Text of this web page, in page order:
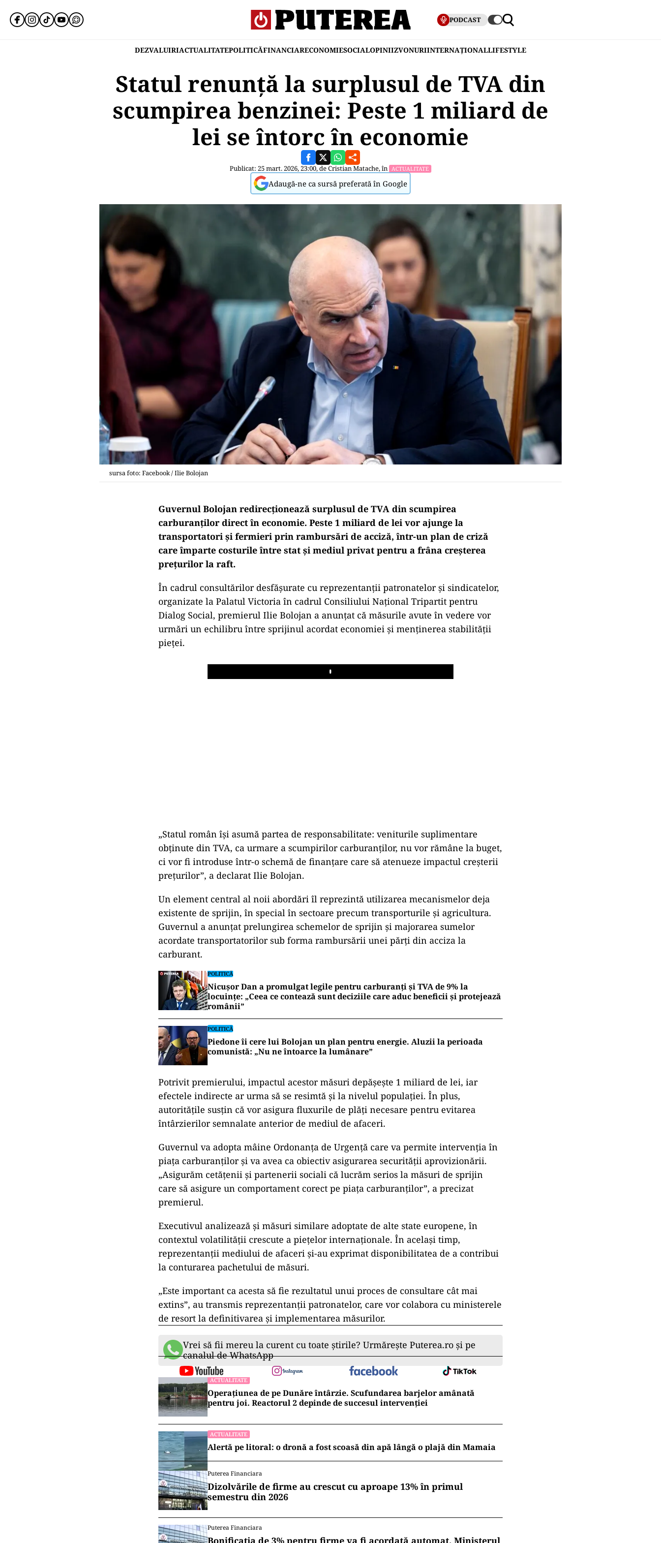
PODCAST
DEZVALUIRIACTUALITATEPOLITICĂFINANCIARECONOMIESOCIALOPINIIZVONURIINTERNAȚIONALLIFESTYLE
Statul renunță la surplusul de TVA din
scumpirea benzinei: Peste 1 miliard de
lei se întorc în economie
Publicat: 25 mart. 2026, 23:00, deCristian Matache, în ACTUALITATE
Adaugă-ne ca sursă preferată în Google
sursa foto: Facebook / Ilie Bolojan
Guvernul Bolojan redirecționează surplusul de TVA din scumpirea
carburanților direct în economie. Peste 1 miliard de lei vor ajunge la
transportatori și fermieri prin rambursări de acciză, într-un plan de criză
care împarte costurile între stat și mediul privat pentru a frâna creșterea
prețurilor la raft.
În cadrul consultărilor desfășurate cu reprezentanții patronatelor și sindicatelor,
organizate la Palatul Victoria în cadrul Consiliului Național Tripartit pentru
Dialog Social, premierul Ilie Bolojan a anunțat că măsurile avute în vedere vor
urmări un echilibru între sprijinul acordat economiei și menținerea stabilității
pieței.
Play
„Statul român își asumă partea de responsabilitate: veniturile suplimentare
obținute din TVA, ca urmare a scumpirilor carburanților, nu vor rămâne la buget,
ci vor fi introduse într-o schemă de finanțare care să atenueze impactul creșterii
prețurilor”, a declarat Ilie Bolojan.
Un element central al noii abordări îl reprezintă utilizarea mecanismelor deja
existente de sprijin, în special în sectoare precum transporturile și agricultura.
Guvernul a anunțat prelungirea schemelor de sprijin și majorarea sumelor
acordate transportatorilor sub forma rambursării unei părți din acciza la
carburant.
POLITICĂ
Nicușor Dan a promulgat legile pentru carburanți și TVA de 9% la
locuințe: „Ceea ce contează sunt deciziile care aduc beneficii și protejează
românii”
POLITICĂ
Piedone îi cere lui Bolojan un plan pentru energie. Aluzii la perioada
comunistă: „Nu ne întoarce la lumânare”
Potrivit premierului, impactul acestor măsuri depășește 1 miliard de lei, iar
efectele indirecte ar urma să se resimtă și la nivelul populației. În plus,
autoritățile susțin că vor asigura fluxurile de plăți necesare pentru evitarea
întârzierilor semnalate anterior de mediul de afaceri.
Guvernul va adopta mâine Ordonanța de Urgență care va permite intervenția în
piața carburanților și va avea ca obiectiv asigurarea securității aprovizionării.
„Asigurăm cetățenii și partenerii sociali că lucrăm serios la măsuri de sprijin
care să asigure un comportament corect pe piața carburanților”, a precizat
premierul.
Executivul analizează și măsuri similare adoptate de alte state europene, în
contextul volatilității crescute a piețelor internaționale. În același timp,
reprezentanții mediului de afaceri și-au exprimat disponibilitatea de a contribui
la conturarea pachetului de măsuri.
„Este important ca acesta să fie rezultatul unui proces de consultare cât mai
extins”, au transmis reprezentanții patronatelor, care vor colabora cu ministerele
de resort la definitivarea și implementarea măsurilor.
Vrei să fii mereu la curent cu toate știrile? Urmărește Puterea.ro și pe
canalul de WhatsApp
ACTUALITATE
Operațiunea de pe Dunăre întârzie. Scufundarea barjelor amânată
pentru joi. Reactorul 2 depinde de succesul intervenției
ACTUALITATE
Alertă pe litoral: o dronă a fost scoasă din apă lângă o plajă din Mamaia
Puterea Financiara
Dizolvările de firme au crescut cu aproape 13% în primul
semestru din 2026
Puterea Financiara
Bonificația de 3% pentru firme va fi acordată automat. Ministerul